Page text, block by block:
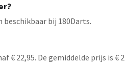
bij 180Darts.
€ 22,95. De gemiddelde prijs is €